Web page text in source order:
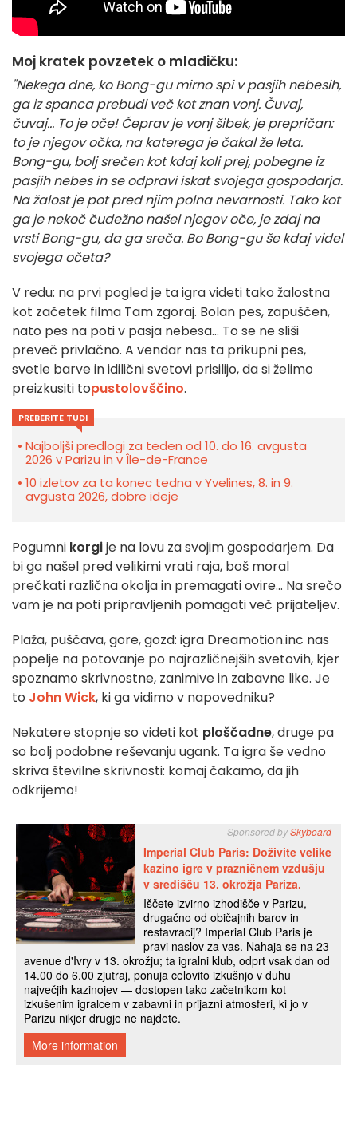
Moj kratek povzetek o mladičku:
"Nekega dne, ko Bong-gu mirno spi v pasjih nebesih,
ga iz spanca prebudi več kot znan vonj. Čuvaj,
čuvaj... To je oče! Čeprav je vonj šibek, je prepričan:
to je njegov očka, na katerega je čakal že leta.
Bong-gu, bolj srečen kot kdaj koli prej, pobegne iz
pasjih nebes in se odpravi iskat svojega gospodarja.
Na žalost je pot pred njim polna nevarnosti. Tako kot
ga je nekoč čudežno našel njegov oče, je zdaj na
vrsti Bong-gu, da ga sreča. Bo Bong-gu še kdaj videl
svojega očeta?
V redu: na prvi pogled je ta igra videti tako žalostna
kot začetek filma Tam zgoraj. Bolan pes, zapuščen,
nato pes na poti v pasja nebesa... To se ne sliši
preveč privlačno. A vendar nas ta prikupni pes,
svetle barve in idilični svetovi prisilijo, da si želimo
preizkusiti topustolovščino.
PREBERITE TUDI
Najboljši predlogi za teden od 10. do 16. avgusta
2026 v Parizu in v Île-de-France
10 izletov za ta konec tedna v Yvelines, 8. in 9.
avgusta 2026, dobre ideje
Pogumni korgije na lovu za svojim gospodarjem. Da
bi ga našel pred velikimi vrati raja, boš moral
prečkati različna okolja in premagati ovire... Na srečo
vam je na poti pripravljenih pomagati več prijateljev.
Plaža, puščava, gore, gozd: igra Dreamotion.inc nas
popelje na potovanje po najrazličnejših svetovih, kjer
spoznamo skrivnostne, zanimive in zabavne like. Je
to John Wick, ki ga vidimo v napovedniku?
Nekatere stopnje so videti kot ploščadne, druge pa
so bolj podobne reševanju ugank. Ta igra še vedno
skriva številne skrivnosti: komaj čakamo, da jih
odkrijemo!